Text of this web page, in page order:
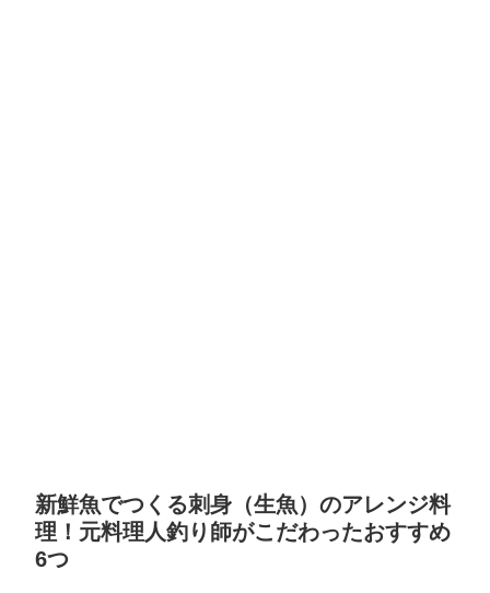
新鮮魚でつくる刺身（生魚）のアレンジ料
理！元料理人釣り師がこだわったおすすめ
6つ